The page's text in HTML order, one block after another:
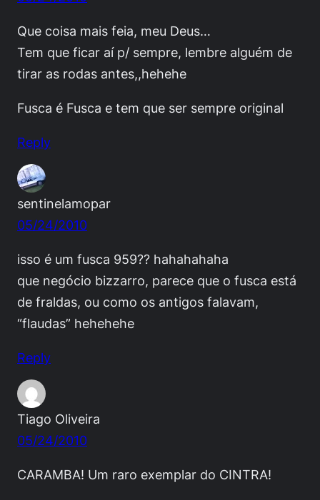
Que coisa mais feia, meu Deus…
Tem que ficar aí p/ sempre, lembre alguém de
tirar as rodas antes,,hehehe
Fusca é Fusca e tem que ser sempre original
Reply
sentinelamopar
05/24/2010
isso é um fusca 959?? hahahahaha
que negócio bizzarro, parece que o fusca está
de fraldas, ou como os antigos falavam,
“flaudas” hehehehe
Reply
Tiago Oliveira
05/24/2010
CARAMBA! Um raro exemplar do CINTRA!